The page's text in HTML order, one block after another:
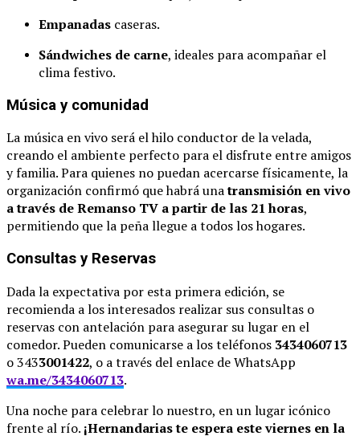
Empanadas caseras.
Sándwiches de carne, ideales para acompañar el
clima festivo.
Música y comunidad
La música en vivo será el hilo conductor de la velada,
creando el ambiente perfecto para el disfrute entre amigos
y familia. Para quienes no puedan acercarse físicamente, la
organización confirmó que habrá unatransmisión en vivo
a través de Remanso TV a partir de las 21 horas,
permitiendo que la peña llegue a todos los hogares.
Consultas y Reservas
Dada la expectativa por esta primera edición, se
recomienda a los interesados realizar sus consultas o
reservas con antelación para asegurar su lugar en el
comedor. Pueden comunicarse a los teléfonos 3434060713
o 3433001422, o a través del enlace de WhatsApp
wa.me/3434060713.
Una noche para celebrar lo nuestro, en un lugar icónico
frente al río. ¡Hernandarias te espera este viernes en la